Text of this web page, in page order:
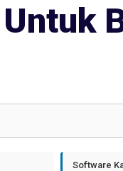
Software